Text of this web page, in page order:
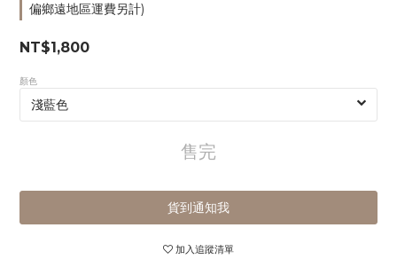
偏鄉遠地區運費另計)
NT$1,800
顏色
售完
貨到通知我
加入追蹤清單